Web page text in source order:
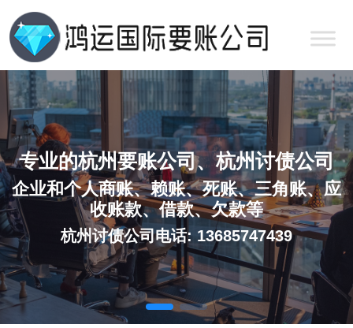
专业的杭州要账公司、杭州讨债公司
企业和个人商账、赖账、死账、三角账、应
收账款、借款、欠款等
杭州讨债公司电话: 13685747439